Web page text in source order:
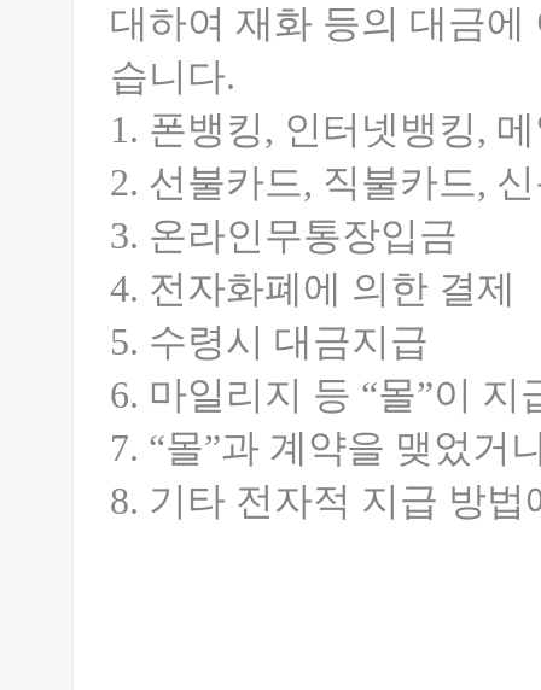
대하여 재화 등의 대금
습니다.
1. 폰뱅킹, 인터넷뱅킹,
2. 선불카드, 직불카드,
3. 온라인무통장입금
4. 전자화폐에 의한 결제
5. 수령시 대금지급
6. 마일리지 등 “몰”이
7. “몰”과 계약을 맺었거
8. 기타 전자적 지급 방